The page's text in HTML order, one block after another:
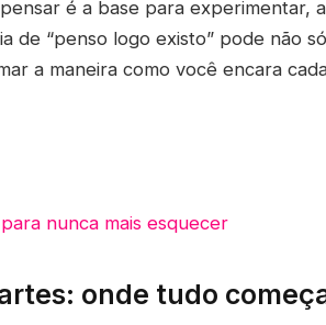
é a base para experimentar,
de “penso logo existo” pode não
a maneira como você encara
nunca mais esquecer
onde tudo